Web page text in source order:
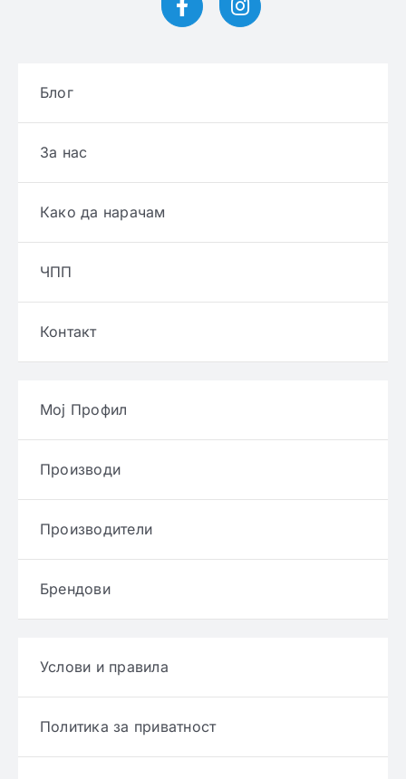
Блог
За нас
Како да нарачам
ЧПП
Контакт
Мој Профил
Производи
Производители
Брендови
Услови и правила
Политика за приватност